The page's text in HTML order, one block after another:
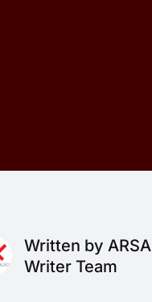
Written by ARSA
Writer Team